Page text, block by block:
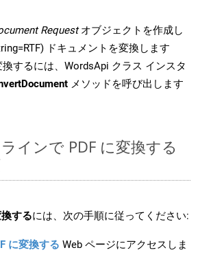
Requestオブジェクトを作成し
ドキュメントを変換します
換するには、WordsApi クラス インスタ
メソッドを呼び出します
インで PDF に変換する
するには、次の手順に従ってください:
に変換する Web ページにアクセスしま